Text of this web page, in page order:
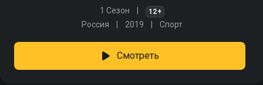
1 Сезон 12+
Россия 2019 Спорт
Смотреть